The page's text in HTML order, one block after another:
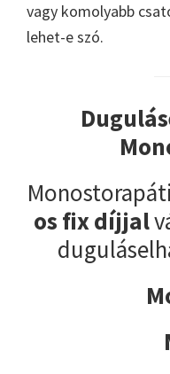
vagy komolyabb
lehet-e szó.
os fix díjjal